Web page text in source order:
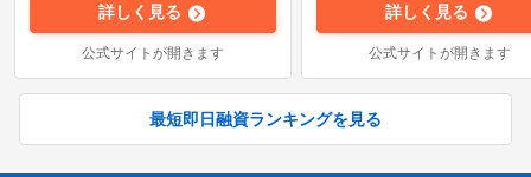
詳しく見る
公式サイトが開きます
詳しく見る
公式サイトが開きます
最短即日融資ランキングを見る